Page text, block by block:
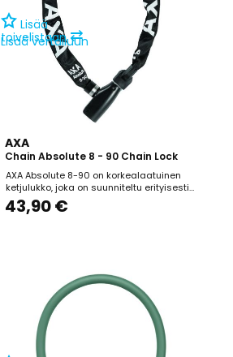
Lisää
toivelistaan ⇄
Lisää vertailuun
AXA
Chain Absolute 8 - 90 Chain Lock
AXA Absolute 8-90 on korkealaatuinen
ketjulukko, joka on suunniteltu erityisesti
lyhytaikaiseen tai keskipitkään
pysäköintiin alueilla, joilla on keskisuuri
43,90 €